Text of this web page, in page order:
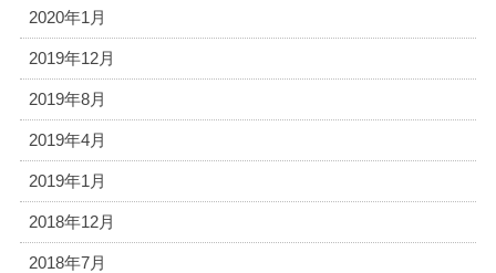
2020年1月
2019年12月
2019年8月
2019年4月
2019年1月
2018年12月
2018年7月